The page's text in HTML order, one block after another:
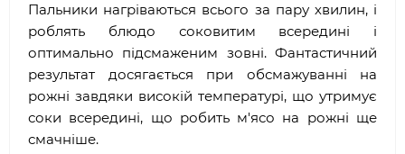
Пальники нагріваються всього за пару хвилин, і
роблять блюдо соковитим всередині і
оптимально підсмаженим зовні. Фантастичний
результат досягається при обсмажуванні на
рожні завдяки високій температурі, що утримує
соки всередині, що робить м'ясо на рожні ще
смачніше.